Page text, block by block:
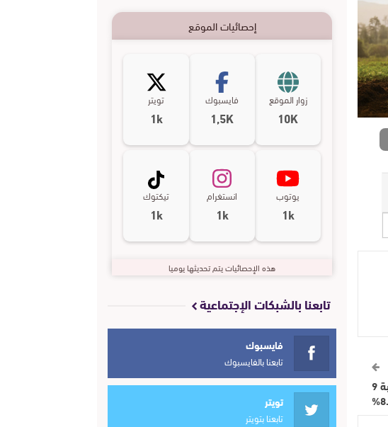
مطار الحسن الأول بالعيون بنتقل إلى المرتبة 9
إحصائيات الموقع
زوار الموقع
10K
فايسبوك
1,5K
تويتر
1k
يوتوب
1k
انستغرام
1k
تيكتوك
1k
هذه الإحصائيات يتم تحديثها يوميا
تابعنا بالشبكات الإجتماعية
فايسبوك
تابعنا بالفايسبوك
تويتر
تابعنا بتويتر